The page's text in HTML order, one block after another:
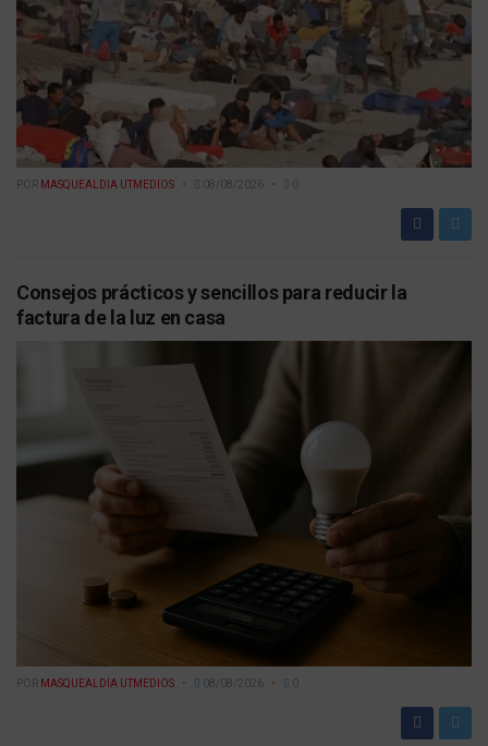
POR MASQUEALDIA UTMEDIOS 08/08/2026 0
Consejos prácticos y sencillos para reducir la
factura de la luz en casa
POR MASQUEALDIA UTMEDIOS 08/08/2026 0